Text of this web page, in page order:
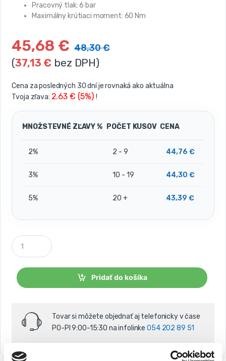
Pracovný tlak: 6 bar
Maximálny krútiaci moment: 60 Nm
45,68 € 48,30€
(37,13€ bez DPH)
Cena za posledných 30 dní je rovnaká ako aktuálna
Tvoja zľava: 2.63 € (5%) !
MNOŽSTEVNÉ ZĽAVY % POČET KUSOV CENA
2% 2 - 9 44,76 €
3% 10 - 19 44,30 €
5% 20 + 43,39 €
P
o
č
Pridať do košíka
Tovar si môžete objednať aj telefonicky v čase
PO-PI 9:00-15:30 na infolinke054 202 89 51